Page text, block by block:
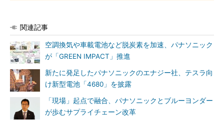
関連記事
空調換気や車載電池など脱炭素を加速、パナソニック
が「GREEN IMPACT」推進
新たに発足したパナソニックのエナジー社、テスラ向
け新型電池「4680」を披露
「現場」起点で融合、パナソニックとブルーヨンダー
が歩むサプライチェーン改革